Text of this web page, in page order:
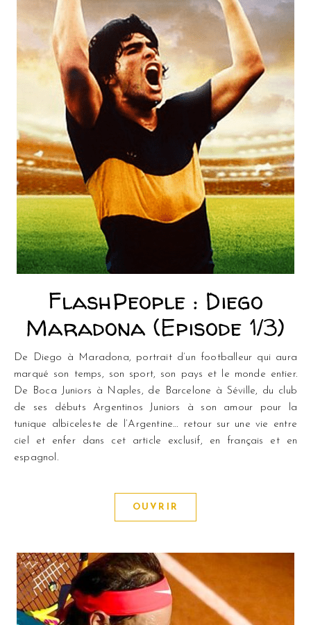
FlashPeople : Diego
Maradona (Episode 1/3)
De Diego à Maradona, portrait d’un footballeur qui aura
marqué son temps, son sport, son pays et le monde entier.
De Boca Juniors à Naples, de Barcelone à Séville, du club
de ses débuts Argentinos Juniors à son amour pour la
tunique albiceleste de l’Argentine… retour sur une vie entre
ciel et enfer dans cet article exclusif, en français et en
espagnol.
OUVRIR